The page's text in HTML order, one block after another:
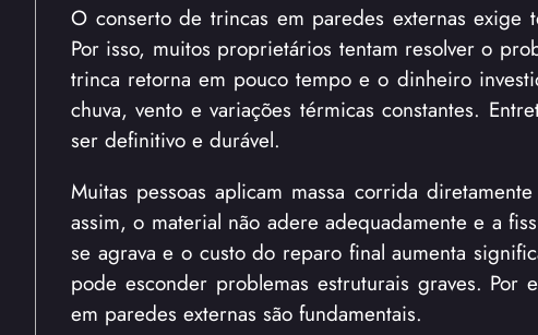
O conserto de trincas em paredes externas exige
Por isso, muitos proprietários tentam resolver o
trinca retorna em pouco tempo e o dinheiro
chuva, vento e variações térmicas constantes.
ser definitivo e durável.
Muitas pessoas aplicam massa corrida
assim, o material não adere adequadamente e a
se agrava e o custo do reparo final aumenta
pode esconder problemas estruturais graves. Por
em paredes externas são fundamentais.